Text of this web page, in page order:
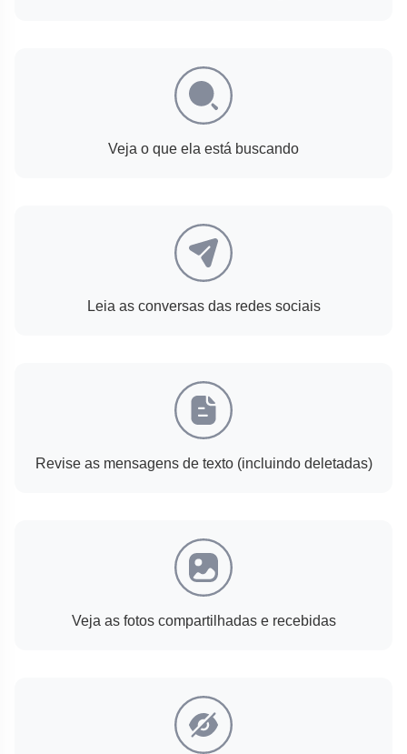
Veja o que ela está buscando
Leia as conversas das redes sociais
Revise as mensagens de texto (incluindo deletadas)
Veja as fotos compartilhadas e recebidas